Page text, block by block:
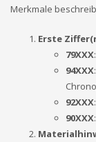
Merkmale
Erste
79XXX
94XXX
92XXX
90XXX